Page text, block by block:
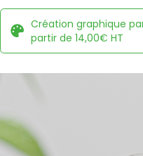
Création graphique
partir de 14,00€ HT